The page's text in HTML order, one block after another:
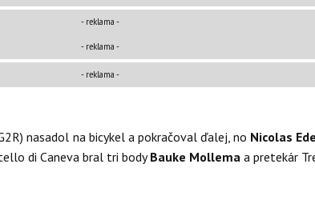
- reklama -
- reklama -
- reklama -
nasadol na bicykel a pokračoval ďalej, no Nicolas
di Caneva bral tri bodyBauke Mollema a pretekár